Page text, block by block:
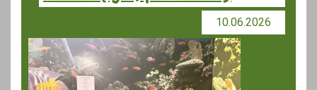
10.06.2026